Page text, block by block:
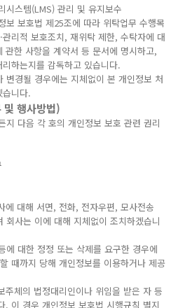
시스템(LMS) 관리 및 유지보수
보호법 제25조에 따라 위탁업무 수행목
리적 보호조치, 재위탁 제한, 수탁자에 대
관한 사항을 계약서 등 문서에 명시하고,
하는지를 감독하고 있습니다.
경될 경우에는 지체없이 본 개인정보 처
니다.
및 행사방법)
다음 각 호의 개인정보 보호 관련 권리
대해 서면, 전화, 전자우편, 모사전송
회사는 이에 대해 지체없이 조치하겠습니
대한 정정 또는 삭제를 요구한 경우에
때까지 당해 개인정보를 이용하거나 제공
체의 법정대리인이나 위임을 받은 자 등
. 이 경우 개인정보 보호법 시행규칙 별지